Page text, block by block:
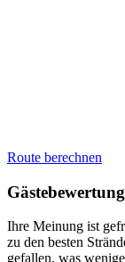
Route berechnen
Gästebewertung
Ihre Meinung ist
zu den besten
gefallen, was